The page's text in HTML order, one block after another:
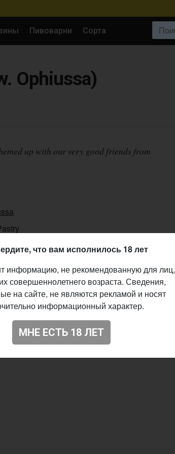
Пивоварни Сорта
Ophiussa)
up with our very good friends from
что вам исполнилось 18 лет
информацию, не рекомендованную для лиц,
совершеннолетнего возраста. Сведения,
на сайте, не являются рекламой и носят
информационный характер.
МНЕ ЕСТЬ 18 ЛЕТ